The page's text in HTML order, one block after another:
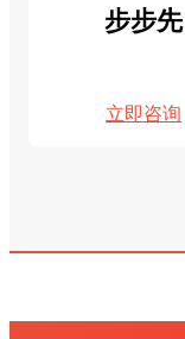
步步先
立即咨询